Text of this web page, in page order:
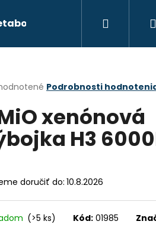
Autokozmetika
Hľadať
Podrobnosti
xenónová
H3
doručiť do: 10.8.2026
(>5 ks) Kód: 01985